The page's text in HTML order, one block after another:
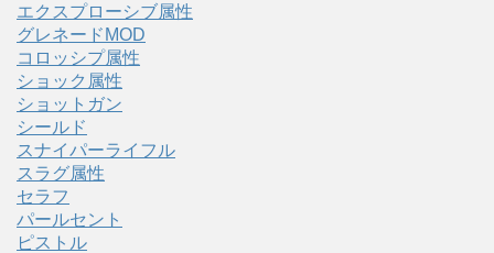
エクスプローシブ属性
グレネードMOD
コロッシプ属性
ショック属性
ショットガン
シールド
スナイパーライフル
スラグ属性
セラフ
パールセント
ピストル